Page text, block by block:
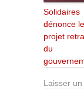
Solidaires
dénonce le
projet
du
Laisser